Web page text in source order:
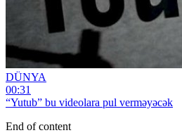
DÜNYA
00:31
“Yutub” bu videolara pul verməyəcək
End of content